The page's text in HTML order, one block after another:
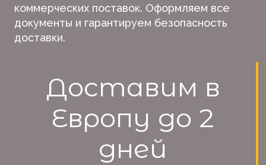
коммерческих поставок. Оформляем все
документы и гарантируем безопасность
доставки.
Доставим в
Европу до 2
дней